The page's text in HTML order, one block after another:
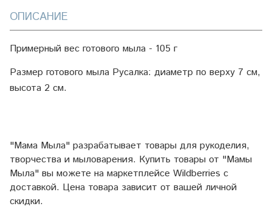
ОПИСАНИЕ
Примерный вес готового мыла - 105 г
Размер готового мыла Русалка: диаметр по верху 7 см,
высота 2 см.
"Мама Мыла" разрабатывает товары для рукоделия,
творчества и мыловарения. Купить товары от "Мамы
Мыла" вы можете на маркетплейсе Wildberries с
доставкой. Цена товара зависит от вашей личной
скидки.